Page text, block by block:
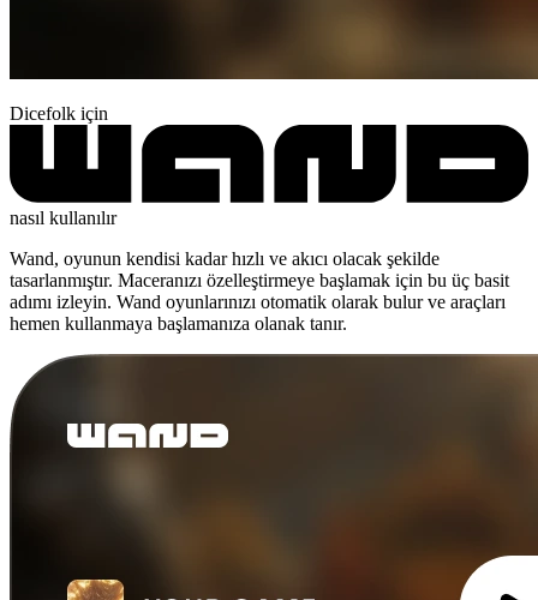
Dicefolk için
nasıl kullanılır
Wand, oyunun kendisi kadar hızlı ve akıcı olacak şekilde
tasarlanmıştır. Maceranızı özelleştirmeye başlamak için bu üç basit
adımı izleyin. Wand oyunlarınızı otomatik olarak bulur ve araçları
hemen kullanmaya başlamanıza olanak tanır.